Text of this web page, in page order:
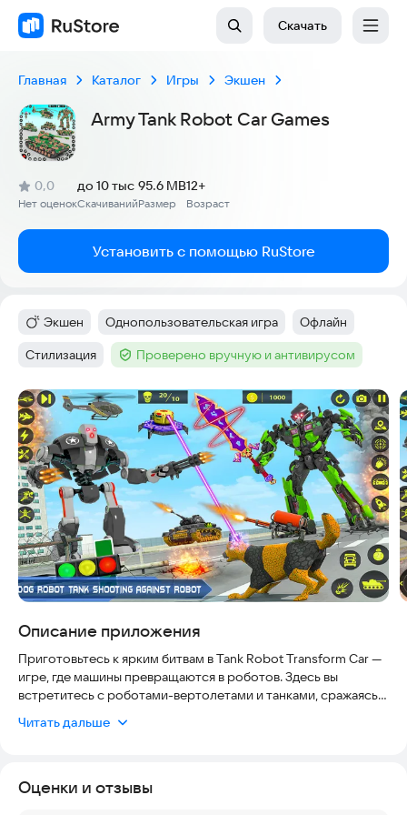
Скачать
Главная Каталог Игры Экшен
Army Tank Robot Car Games
Рейтинг:
0,0
(
Нет оценок
)
Скачиваний
до 10 тыс
Размер
95.6 MB
Возраст
12+
Установить с помощью RuStore
Категория
Экшен Тег:
Однопользовательская игра Тег:
Офлайн
Тег:
Стилизация Тег :Проверено вручную и антивирусом
Скриншоты
Описание приложения
Приготовьтесь к ярким битвам в Tank Robot Transform Car —
игре, где машины превращаются в роботов. Здесь вы
встретитесь с роботами-вертолетами и танками, сражаясь
ждут масштабные войны против множества
Читать дальше
Оценки и отзывы